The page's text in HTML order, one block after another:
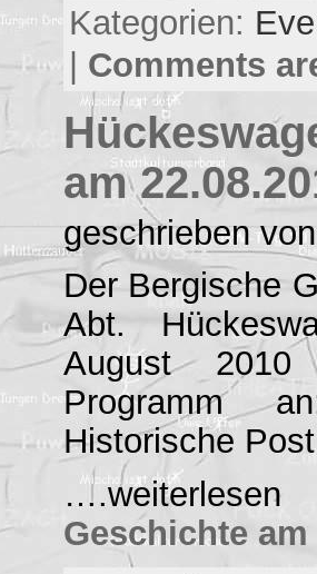
Kategorien:
| Comments
am
geschrieben
Der Bergische
Abt.
August 2010
Programm
Historische
Geschichte am